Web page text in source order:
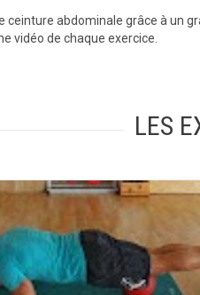
ceinture abdominale grâce à un
vidéo de chaque exercice.
LES